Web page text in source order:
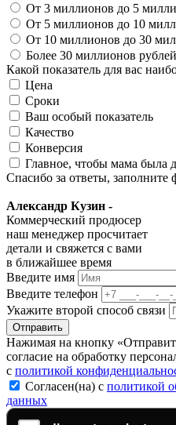
От 3 миллионов до 5
От 5 миллионов до 10
От 10 миллионов до 30
Более 30 миллионов рублей
Какой показатель для вас
Цена
Сроки
Ваш особый показатель
Качество
Конверсия
Главное, чтобы мама была
Спасибо за ответы,
Александр Кузин -
Коммерческий продюсер
наш менеджер просчитает
детали и свяжется с вами
в ближайшее время
Введите имя
Введите телефон
Укажите второй способ связи
Отправить
Нажимая на кнопку
согласие на обработку
с политикой
Согласен(на) с политикой
данных